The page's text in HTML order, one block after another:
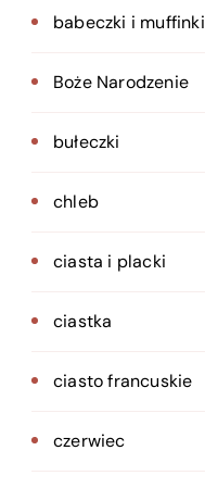
babeczki i muffinki
Boże Narodzenie
bułeczki
chleb
ciasta i placki
ciastka
ciasto francuskie
czerwiec